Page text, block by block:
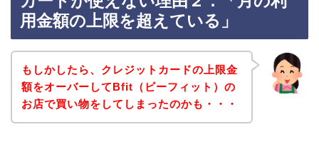
用金額の上限を超えている」
もしかしたら、クレジットカードの上限金
額をオーバーしてBfit（ビーフィット）の
お店で買い物をしてしまったのかも・・・